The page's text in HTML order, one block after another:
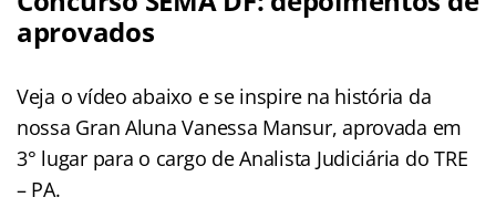
aprovados
Veja o vídeo abaixo e se inspire na história da
nossa Gran Aluna Vanessa Mansur, aprovada em
3° lugar para o cargo de Analista Judiciária do TRE
– PA.